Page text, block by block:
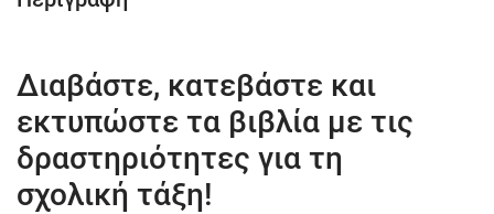
Διαβάστε, κατεβάστε και
εκτυπώστε τα βιβλία με τις
δραστηριότητες για τη
σχολική τάξη!